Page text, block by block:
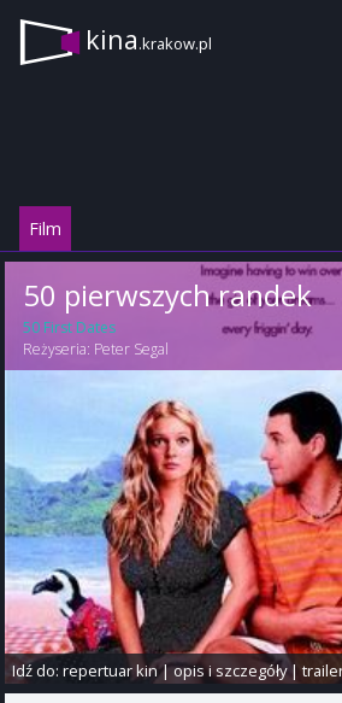
kina.krakow.pl
Film
50 pierwszych randek
50 First Dates
Reżyseria: Peter Segal
Idź do:repertuar kin|opis i szczegóły|